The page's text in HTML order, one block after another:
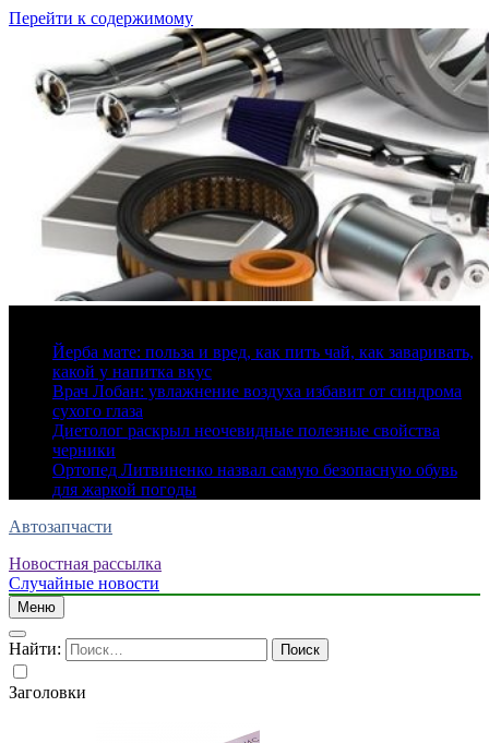
Перейти к содержимому
Йерба мате: польза и вред, как пить чай, как заваривать,
какой у напитка вкус
Врач Лобан: увлажнение воздуха избавит от синдрома
сухого глаза
Диетолог раскрыл неочевидные полезные свойства
черники
Ортопед Литвиненко назвал самую безопасную обувь
для жаркой погоды
Автозапчасти
Новостная рассылка
Случайные новости
Меню
Найти:
Заголовки